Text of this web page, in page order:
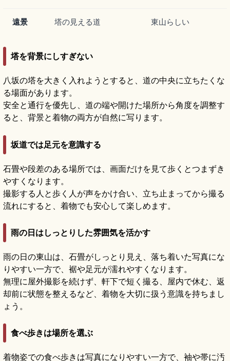
遠景 塔の見える道 東山らしい
塔を背景にしすぎない
八坂の塔を大きく入れようとすると、道の中央に立ちたくな
る場面があります。
安全と通行を優先し、道の端や開けた場所から角度を調整す
ると、背景と着物の両方が自然に写ります。
坂道では足元を意識する
石畳や段差のある場所では、画面だけを見て歩くとつまずき
やすくなります。
撮影する人と歩く人が声をかけ合い、立ち止まってから撮る
流れにすると、着物でも安心して楽しめます。
雨の日はしっとりした雰囲気を活かす
雨の日の東山は、石畳がしっとり見え、落ち着いた写真にな
りやすい一方で、裾や足元が濡れやすくなります。
無理に屋外撮影を続けず、軒下で短く撮る、屋内で休む、返
却前に状態を整えるなど、着物を大切に扱う意識を持ちまし
ょう。
食べ歩きは場所を選ぶ
着物姿での食べ歩きは写真になりやすい一方で、袖や帯に汚